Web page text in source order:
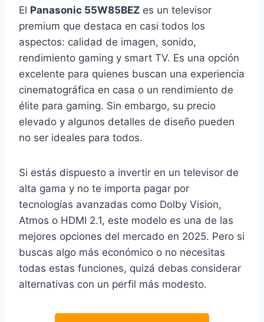
El Panasonic 55W85BEZ es un televisor
premium que destaca en casi todos los
aspectos: calidad de imagen, sonido,
rendimiento gaming y smart TV. Es una opción
excelente para quienes buscan una experiencia
cinematográfica en casa o un rendimiento de
élite para gaming. Sin embargo, su precio
elevado y algunos detalles de diseño pueden
no ser ideales para todos.
Si estás dispuesto a invertir en un televisor de
alta gama y no te importa pagar por
tecnologías avanzadas como Dolby Vision,
Atmos o HDMI 2.1, este modelo es una de las
mejores opciones del mercado en 2025. Pero si
buscas algo más económico o no necesitas
todas estas funciones, quizá debas considerar
alternativas con un perfil más modesto.